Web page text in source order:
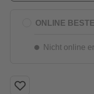
ONLINE
Nicht online